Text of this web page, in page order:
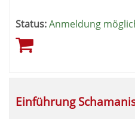
Status:Anmeldung
Einführung